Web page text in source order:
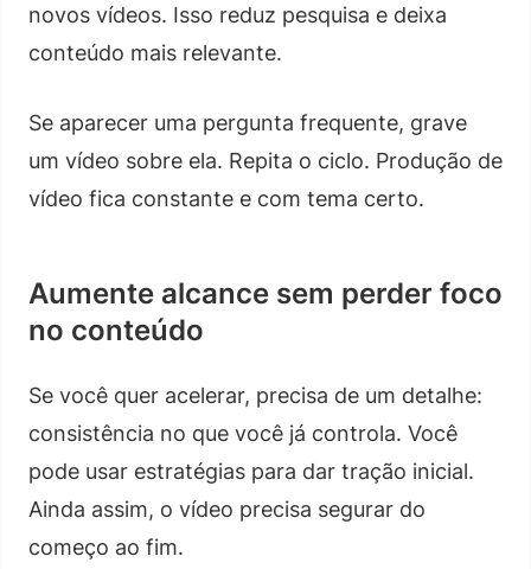
novos vídeos. Isso reduz pesquisa e deixa
conteúdo mais relevante.
Se aparecer uma pergunta frequente, grave
um vídeo sobre ela. Repita o ciclo. Produção de
vídeo fica constante e com tema certo.
Aumente alcance sem perder foco
no conteúdo
Se você quer acelerar, precisa de um detalhe:
consistência no que você já controla. Você
pode usar estratégias para dar tração inicial.
Ainda assim, o vídeo precisa segurar do
começo ao fim.